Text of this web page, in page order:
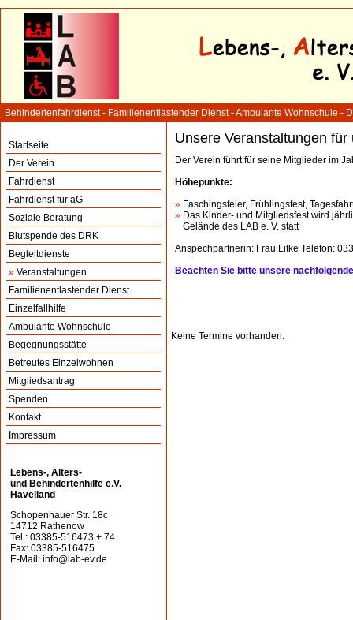
Behindertenfahrdienst - Familienentlastender Dienst - Ambulante Wohnschule -
Startseite
Der Verein
Fahrdienst
Fahrdienst für aG
Soziale Beratung
Blutspende des DRK
Begleitdienste
» Veranstaltungen
Familienentlastender Dienst
Einzelfallhilfe
Ambulante Wohnschule
Begegnungsstätte
Betreutes Einzelwohnen
Mitgliedsantrag
Spenden
Kontakt
Impressum
Lebens-, Alters-
und Behindertenhilfe e.V.
Havelland
Schopenhauer Str. 18c
14712 Rathenow
Tel.: 03385-516473 + 74
Fax: 03385-516475
E-Mail: info@lab-ev.de
Unsere Veranstaltungen
Der Verein führt für seine Mitglieder im
Höhepunkte:
» Faschingsfeier, Frühlingsfest,
» Das Kinder- und Mitgliedsfest wird
Gelände des LAB e. V. statt
Anspechpartnerin: Frau Litke Telefon:
Beachten Sie bitte unsere
Keine Termine vorhanden.